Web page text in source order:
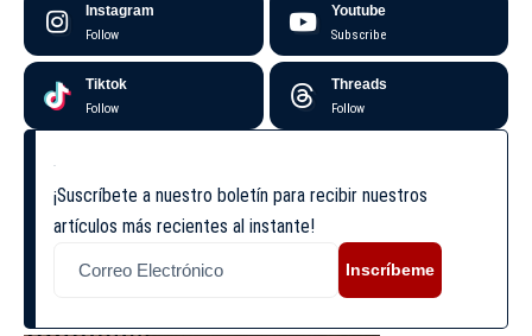
Instagram
Follow
Youtube
Subscribe
Tiktok
Follow
Threads
Follow
¡Suscríbete a nuestro boletín para recibir nuestros
artículos más recientes al instante!
Inscríbeme